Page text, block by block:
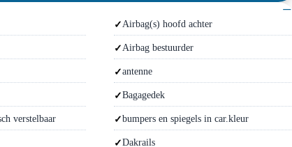
−
Airbag(s) hoofd achter
Airbag bestuurder
antenne
Bagagedek
verstelbaar bumpers en spiegels in car.kleur
Dakrails